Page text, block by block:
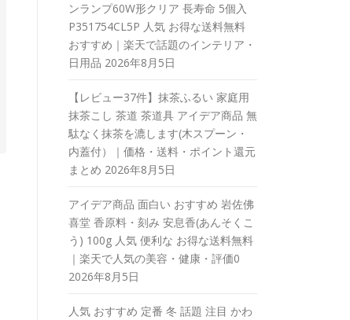
ンランプ60W形クリア 長寿命 5個入
P351754CL5P 人気 お得な送料無料
おすすめ｜楽天で話題のインテリア・
日用品 2026年8月5日
【レビュー37件】抹茶ふるい 家庭用
抹茶こし 茶道 茶道具 アイデア商品 無
駄なく抹茶を漉します(木スプーン・
内蓋付）｜価格・送料・ポイント還元
まとめ 2026年8月5日
アイデア商品 面白い おすすめ 岩佐佛
喜堂 香原料・刻み 安息香(あんそくこ
う) 100g 人気 便利な お得な送料無料
｜楽天で人気の美容・健康・評価0
2026年8月5日
人気 おすすめ 定番 冬 話題 注目 かわ